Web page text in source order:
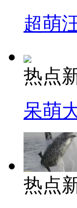
超萌
热点
呆萌
热点